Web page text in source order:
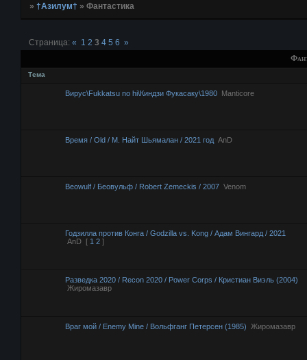
»†Азилум† »Фантастика
Страница:« 1 2 3 4 5 6 »
Тема
Вирус\Fukkatsu no hi\Киндзи Фукасаку\1980 Manticore
Время / Old / М. Найт Шьямалан / 2021 год AnD
Beowulf / Беовульф / Robert Zemeckis / 2007 Venom
Годзилла против Конга / Godzilla vs. Kong / Адам Вингард / 2021
AnD [ 1 2 ]
Разведка 2020 / Recon 2020 / Power Corps / Кристиан Виэль (2004)
Жиромазавр
Враг мой / Enemy Mine / Вольфганг Петерсен (1985) Жиромазавр